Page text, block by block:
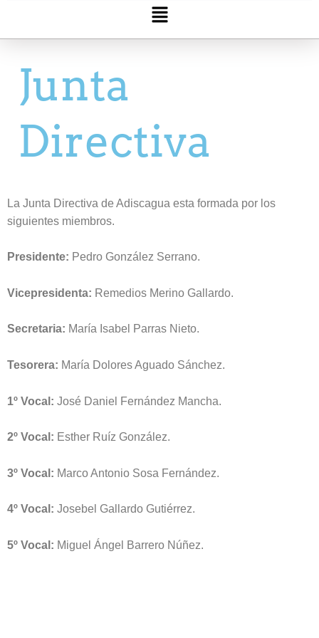
Menú
Junta
Directiva
La Junta Directiva de Adiscagua esta formada por los
siguientes miembros.
Presidente: Pedro González Serrano.
Vicepresidenta: Remedios Merino Gallardo.
Secretaria: María Isabel Parras Nieto.
Tesorera: María Dolores Aguado Sánchez.
1º Vocal: José Daniel Fernández Mancha.
2º Vocal: Esther Ruíz González.
3º Vocal: Marco Antonio Sosa Fernández.
4º Vocal: Josebel Gallardo Gutiérrez.
5º Vocal: Miguel Ángel Barrero Núñez.